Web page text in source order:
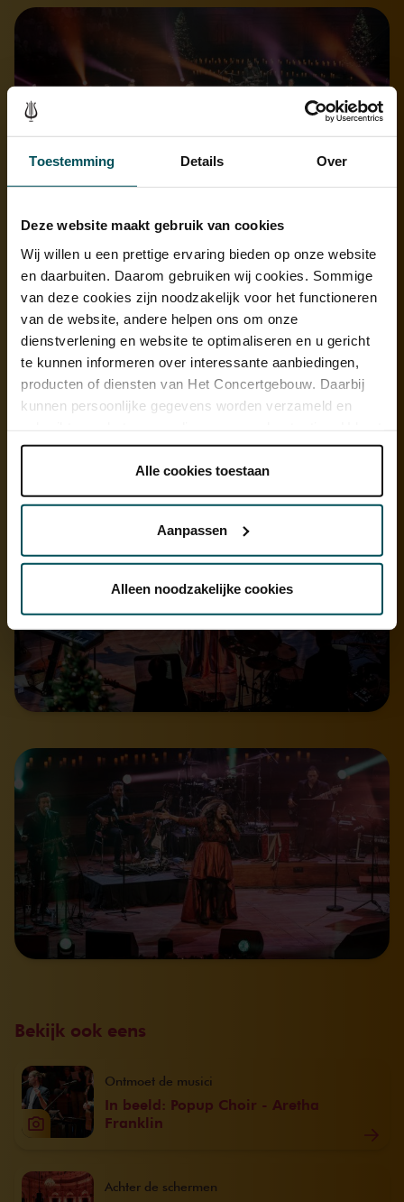
Toestemming Details Over
Deze website maakt gebruik van cookies
Wij willen u een prettige ervaring bieden op onze website
en daarbuiten. Daarom gebruiken wij cookies. Sommige
van deze cookies zijn noodzakelijk voor het functioneren
van de website, andere helpen ons om onze
dienstverlening en website te optimaliseren en u gericht
te kunnen informeren over interessante aanbiedingen,
producten of diensten van Het Concertgebouw. Daarbij
kunnen persoonlijke gegevens worden verzameld en
onder 'aanpassen' zelf welke cookies wij mogen
Lees onze cookieverklaring hier. Lees onze
Via decookieverklaringop onze website kunt u uw
We werken samen met 32 derdendie uw gegevens
kunnen ontvangen en verwerken.
Alle cookies toestaan
Aanpassen
Alleen noodzakelijke cookies
Bekijk ook eens
In beeld: Popup Choir - Aretha
Franklin
Ontmoet de musici
Achter de schermen